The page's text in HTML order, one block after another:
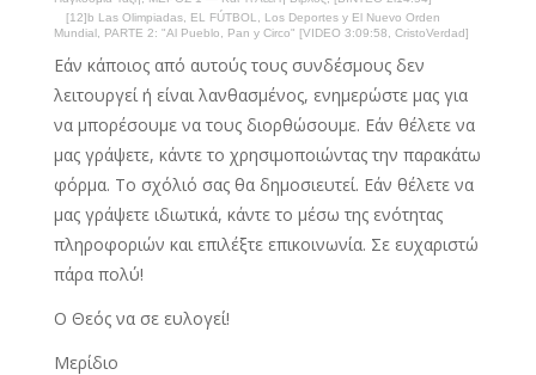
[12]b Las Olimpiadas, EL FÚTBOL, Los Deportes y El Nuevo Orden
Mundial, PARTE 2: "Al Pueblo, Pan y Circo" [VIDEO 3:09:58, CristoVerdad]
Εάν κάποιος από αυτούς τους συνδέσμους δεν
λειτουργεί ή είναι λανθασμένος, ενημερώστε μας για
να μπορέσουμε να τους διορθώσουμε. Εάν θέλετε να
μας γράψετε, κάντε το χρησιμοποιώντας την παρακάτω
φόρμα. Το σχόλιό σας θα δημοσιευτεί. Εάν θέλετε να
μας γράψετε ιδιωτικά, κάντε το μέσω της ενότητας
πληροφοριών και επιλέξτε επικοινωνία. Σε ευχαριστώ
πάρα πολύ!
Ο Θεός να σε ευλογεί!
Μερίδιο